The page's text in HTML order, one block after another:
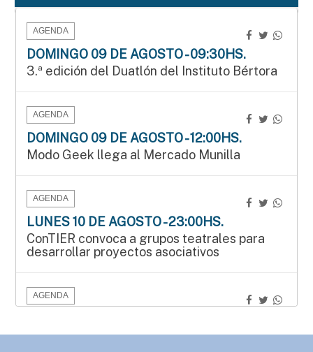
AGENDA
DOMINGO 09 DE AGOSTO - 09:30HS.
3.ª edición del Duatlón del Instituto Bértora
AGENDA
DOMINGO 09 DE AGOSTO - 12:00HS.
Modo Geek llega al Mercado Munilla
AGENDA
LUNES 10 DE AGOSTO - 23:00HS.
ConTIER convoca a grupos teatrales para
desarrollar proyectos asociativos
AGENDA
Manos que crean en el Mercado Munilla